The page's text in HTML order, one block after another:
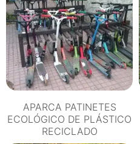
APARCA PATINETES
ECOLÓGICO DE PLÁSTICO
RECICLADO